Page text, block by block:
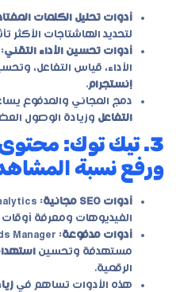
أدوات تحليل الكلمات
لتحديد الهاشتاجات الأكثر
أدوات تحسين الأداء التقني
الأداء، قياس التفاعل،
إنستجرام.
دمج المجاني والمدفوع
التفاعل وزيادة الوصول
3. تيك توك: محتوى
ورفع نسبة
أدوات SEO مجانية
الفيديوهات ومعرفة أوقات
أدوات مدفوعة
مستهدفة وتحسين
الرقمية.
هذه الأدوات تساهم في